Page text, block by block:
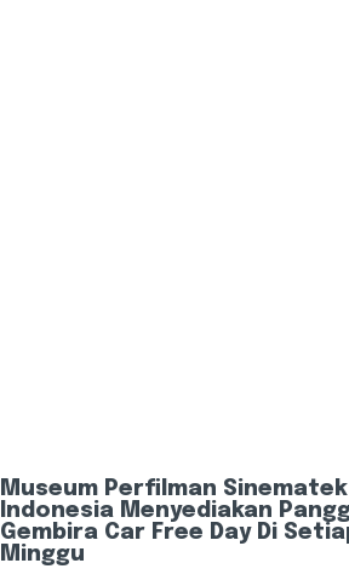
Museum Perfilman Sinematek
Indonesia Menyediakan
Gembira Car Free Day Di
Minggu